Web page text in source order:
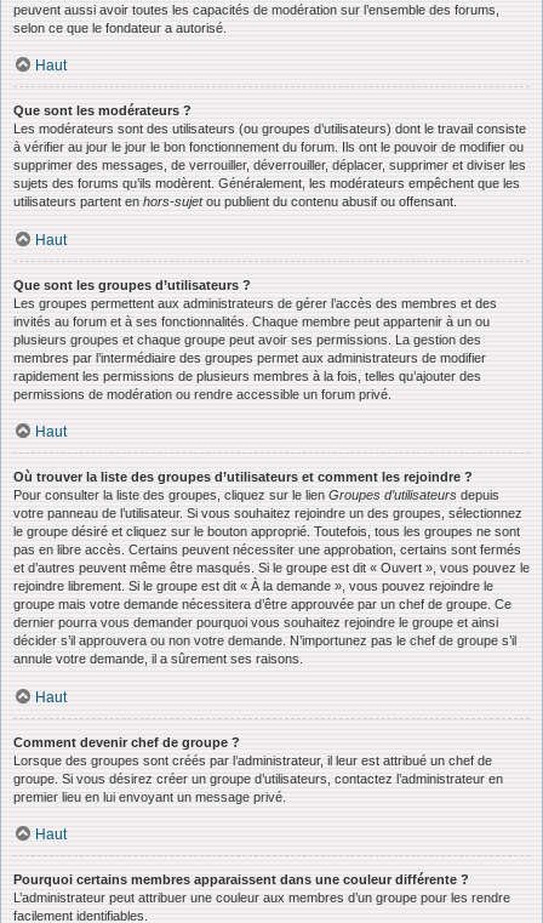
peuvent aussi avoir toutes les capacités de modération sur l’ensemble des forums,
selon ce que le fondateur a autorisé.
Haut
Que sont les modérateurs ?
Les modérateurs sont des utilisateurs (ou groupes d’utilisateurs) dont le travail consiste
à vérifier au jour le jour le bon fonctionnement du forum. Ils ont le pouvoir de modifier ou
supprimer des messages, de verrouiller, déverrouiller, déplacer, supprimer et diviser les
sujets des forums qu’ils modèrent. Généralement, les modérateurs empêchent que les
utilisateurs partent en hors-sujetou publient du contenu abusif ou offensant.
Haut
Que sont les groupes d’utilisateurs ?
Les groupes permettent aux administrateurs de gérer l’accès des membres et des
invités au forum et à ses fonctionnalités. Chaque membre peut appartenir à un ou
plusieurs groupes et chaque groupe peut avoir ses permissions. La gestion des
membres par l’intermédiaire des groupes permet aux administrateurs de modifier
rapidement les permissions de plusieurs membres à la fois, telles qu’ajouter des
permissions de modération ou rendre accessible un forum privé.
Haut
Où trouver la liste des groupes d’utilisateurs et comment les rejoindre ?
Pour consulter la liste des groupes, cliquez sur le lien Groupes d’utilisateurs depuis
votre panneau de l’utilisateur. Si vous souhaitez rejoindre un des groupes, sélectionnez
le groupe désiré et cliquez sur le bouton approprié. Toutefois, tous les groupes ne sont
pas en libre accès. Certains peuvent nécessiter une approbation, certains sont fermés
et d’autres peuvent même être masqués. Si le groupe est dit « Ouvert », vous pouvez le
rejoindre librement. Si le groupe est dit « À la demande », vous pouvez rejoindre le
groupe mais votre demande nécessitera d’être approuvée par un chef de groupe. Ce
dernier pourra vous demander pourquoi vous souhaitez rejoindre le groupe et ainsi
décider s’il approuvera ou non votre demande. N’importunez pas le chef de groupe s’il
annule votre demande, il a sûrement ses raisons.
Haut
Comment devenir chef de groupe ?
Lorsque des groupes sont créés par l’administrateur, il leur est attribué un chef de
groupe. Si vous désirez créer un groupe d’utilisateurs, contactez l’administrateur en
premier lieu en lui envoyant un message privé.
Haut
Pourquoi certains membres apparaissent dans une couleur différente ?
L’administrateur peut attribuer une couleur aux membres d’un groupe pour les rendre
facilement identifiables.